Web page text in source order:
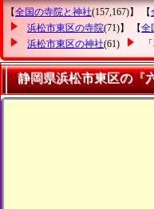
【全国の寺院と神社(157,167)】 【
浜松市東区の寺院(71)】 【全
浜松市東区の神社(61)
静岡県浜松市東区の『